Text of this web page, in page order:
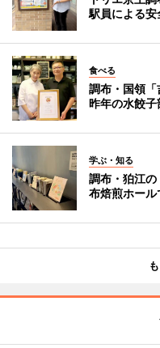
駅員による安
食べる
調布・国領
昨年の水餃子
学ぶ・知る
調布・狛江
布焙煎ホール